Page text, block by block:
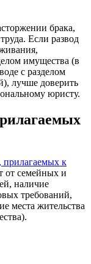
брака,
Если развод
имущества (в
с разделом
лучше доверить
юристу.
прилагаемых к
от семейных и
наличие
требований,
места жительства